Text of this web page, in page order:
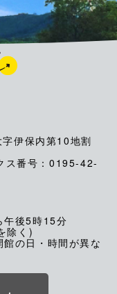
伊保内第10地割
番号：0195-42-
午後5時15分
除く)
の日・時間が異な